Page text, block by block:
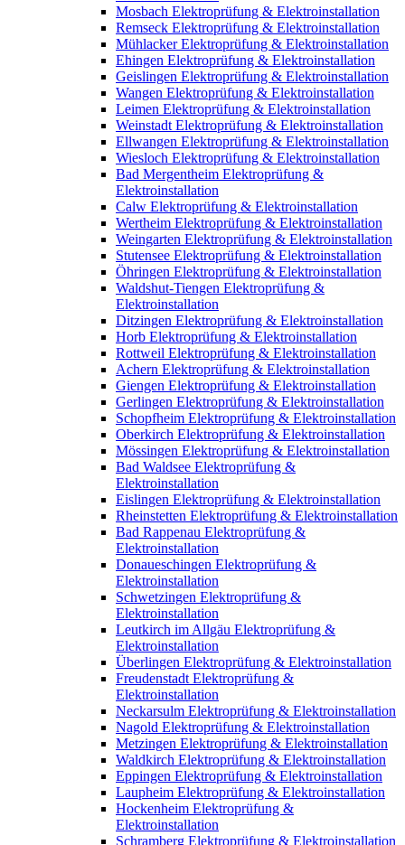
Mosbach Elektroprüfung & Elektroinstallation
Remseck Elektroprüfung & Elektroinstallation
Mühlacker Elektroprüfung & Elektroinstallation
Ehingen Elektroprüfung & Elektroinstallation
Geislingen Elektroprüfung & Elektroinstallation
Wangen Elektroprüfung & Elektroinstallation
Leimen Elektroprüfung & Elektroinstallation
Weinstadt Elektroprüfung & Elektroinstallation
Ellwangen Elektroprüfung & Elektroinstallation
Wiesloch Elektroprüfung & Elektroinstallation
Bad Mergentheim Elektroprüfung &
Elektroinstallation
Calw Elektroprüfung & Elektroinstallation
Wertheim Elektroprüfung & Elektroinstallation
Weingarten Elektroprüfung & Elektroinstallation
Stutensee Elektroprüfung & Elektroinstallation
Öhringen Elektroprüfung & Elektroinstallation
Waldshut-Tiengen Elektroprüfung &
Elektroinstallation
Ditzingen Elektroprüfung & Elektroinstallation
Horb Elektroprüfung & Elektroinstallation
Rottweil Elektroprüfung & Elektroinstallation
Achern Elektroprüfung & Elektroinstallation
Giengen Elektroprüfung & Elektroinstallation
Gerlingen Elektroprüfung & Elektroinstallation
Schopfheim Elektroprüfung & Elektroinstallation
Oberkirch Elektroprüfung & Elektroinstallation
Mössingen Elektroprüfung & Elektroinstallation
Bad Waldsee Elektroprüfung &
Elektroinstallation
Eislingen Elektroprüfung & Elektroinstallation
Rheinstetten Elektroprüfung & Elektroinstallation
Bad Rappenau Elektroprüfung &
Elektroinstallation
Donaueschingen Elektroprüfung &
Elektroinstallation
Schwetzingen Elektroprüfung &
Elektroinstallation
Leutkirch im Allgäu Elektroprüfung &
Elektroinstallation
Überlingen Elektroprüfung & Elektroinstallation
Freudenstadt Elektroprüfung &
Elektroinstallation
Neckarsulm Elektroprüfung & Elektroinstallation
Nagold Elektroprüfung & Elektroinstallation
Metzingen Elektroprüfung & Elektroinstallation
Waldkirch Elektroprüfung & Elektroinstallation
Eppingen Elektroprüfung & Elektroinstallation
Laupheim Elektroprüfung & Elektroinstallation
Hockenheim Elektroprüfung &
Elektroinstallation
Schramberg Elektroprüfung & Elektroinstallation